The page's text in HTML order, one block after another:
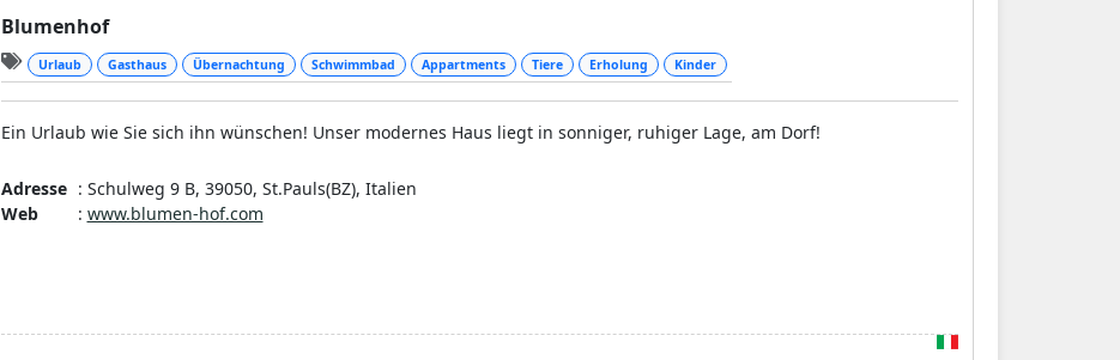
Blumenhof
Urlaub Gasthaus Übernachtung Schwimmbad Appartments Tiere Erholung Kinder
Ein Urlaub wie Sie sich ihn wünschen! Unser modernes Haus liegt in sonniger, ruhiger Lage, am Dorf!
Adresse : Schulweg 9 B, 39050, St.Pauls(BZ), Italien
Web
: www.blumen-hof.com